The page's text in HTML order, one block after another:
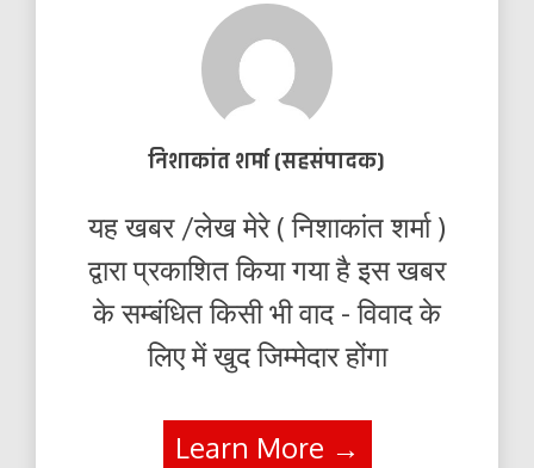
निशाकांत शर्मा (सहसंपादक)
यह खबर /लेख मेरे ( निशाकांत शर्मा )
द्वारा प्रकाशित किया गया है इस खबर
के सम्बंधित किसी भी वाद - विवाद के
लिए में खुद जिम्मेदार होंगा
Learn More →